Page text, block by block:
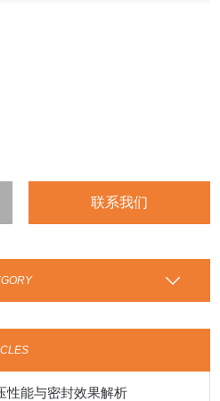
触是多个同心圆的线接触，因此
联系我们
性能与密封效果解析